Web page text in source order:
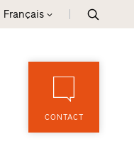
Français
CONTACT